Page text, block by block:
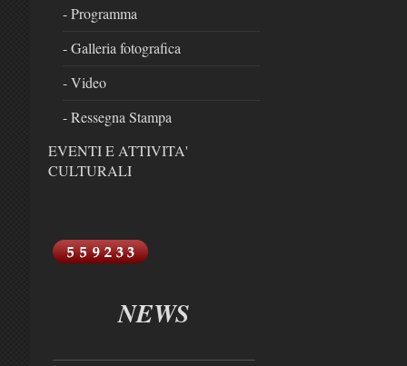
- Programma
- Galleria fotografica
- Video
- Ressegna Stampa
EVENTI E ATTIVITA'
CULTURALI
NEWS